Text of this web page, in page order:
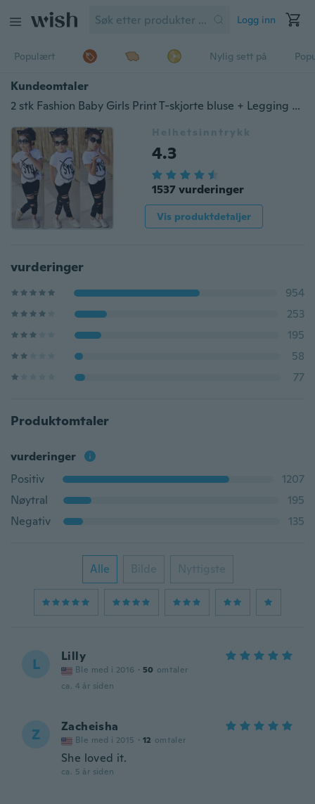
Logg inn
Populært Nylig sett på
Kundeomtaler
2 stk Fashion Baby Girls Print T-skjorte bluse + Legging Bukser Sett barneklær antrekk
Helhetsinntrykk
4.3
1537 vurderinger
Vis produktdetaljer
vurderinger
954
253
195
58
77
Produktomtaler
vurderinger
Positiv
1207
Nøytral
195
Negativ
135
Alle Bilde Nyttigste
L Lilly
Ble med i 2016 · 50 omtaler
ca. 4 år siden
Z Zacheisha
Ble med i 2015 · 12 omtaler
She loved it.
ca. 5 år siden